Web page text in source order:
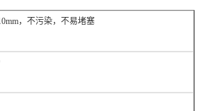
，不污染，不易堵塞